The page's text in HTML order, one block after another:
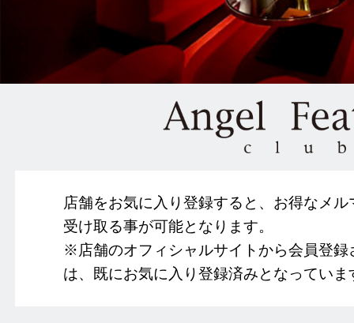
店舗をお気に入り登録すると、お得なメル
受け取る事が可能となります。
※店舗のオフィシャルサイトから会員登録
は、既にお気に入り登録済みとなっていま